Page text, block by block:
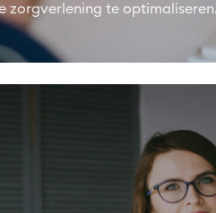
zorgverlening te optimaliseren.